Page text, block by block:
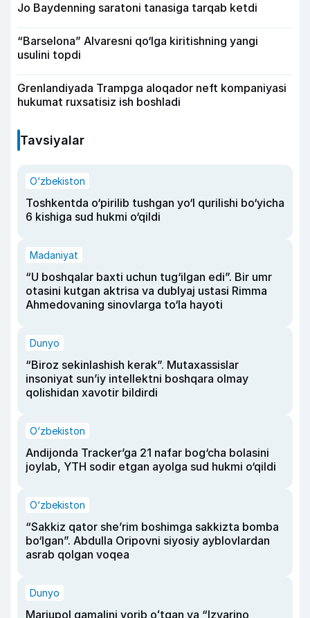
Jo Baydenning saratoni tanasiga tarqab ketdi
“Barselona” Alvaresni qo‘lga kiritishning yangi
usulini topdi
Grenlandiyada Trampga aloqador neft kompaniyasi
hukumat ruxsatisiz ish boshladi
Tavsiyalar
O‘zbekiston
Toshkentda o‘pirilib tushgan yo‘l qurilishi bo‘yicha
6 kishiga sud hukmi o‘qildi
Madaniyat
“U boshqalar baxti uchun tug‘ilgan edi”. Bir umr
otasini kutgan aktrisa va dublyaj ustasi Rimma
Ahmedovaning sinovlarga to‘la hayoti
Dunyo
“Biroz sekinlashish kerak”. Mutaxassislar
insoniyat sun’iy intellektni boshqara olmay
qolishidan xavotir bildirdi
O‘zbekiston
Andijonda Tracker’ga 21 nafar bog‘cha bolasini
joylab, YTH sodir etgan ayolga sud hukmi o‘qildi
O‘zbekiston
“Sakkiz qator she’rim boshimga sakkizta bomba
bo‘lgan”. Abdulla Oripovni siyosiy ayblovlardan
asrab qolgan voqea
Dunyo
Mariupol qamalini yorib oʻtgan va “Izvarino